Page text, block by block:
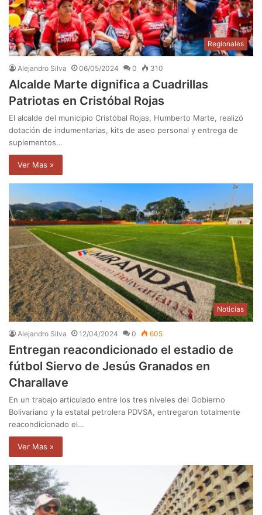
Regionales
Alejandro Silva 06/05/2024 0 310
Alcalde Marte dignifica a Cuadrillas
Patriotas en Cristóbal Rojas
El alcalde del municipio Cristóbal Rojas, Humberto Marte, realizó
dotación de indumentarias, kits de aseo personal y entrega de
suplementos…
Ver Mas »
Noticias
Alejandro Silva 12/04/2024 0 605
Entregan reacondicionado el estadio de
fútbol Siervo de Jesús Granados en
Charallave
En un trabajo articulado entre los tres niveles del Gobierno
Bolivariano y la estatal petrolera PDVSA, entregaron totalmente
reacondicionado el…
Ver Mas »